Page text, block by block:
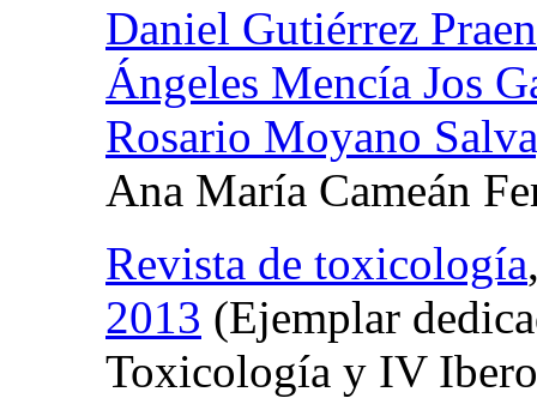
Daniel Gutiérrez
Ángeles Mencía Jos
Rosario Moyano
Ana María Cameán
Revista de toxicología
2013 (Ejemplar
Toxicología y IV